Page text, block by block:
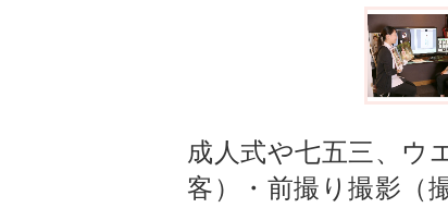
成人式や七五三、ウ
客）・前撮り撮影（